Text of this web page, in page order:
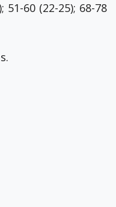
51-60 (22-25); 68-78